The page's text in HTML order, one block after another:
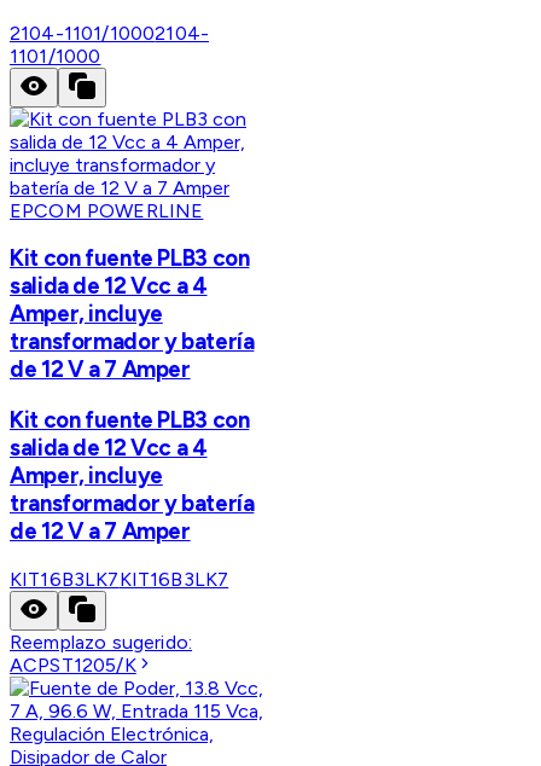
2104-1101/10002104-
1101/1000
EPCOM POWERLINE
Kit con fuente PLB3 con
salida de 12 Vcc a 4
Amper, incluye
transformador y batería
de 12 V a 7 Amper
Kit con fuente PLB3 con
salida de 12 Vcc a 4
Amper, incluye
transformador y batería
de 12 V a 7 Amper
KIT16B3LK7KIT16B3LK7
Reemplazo sugerido:
ACPST1205/K